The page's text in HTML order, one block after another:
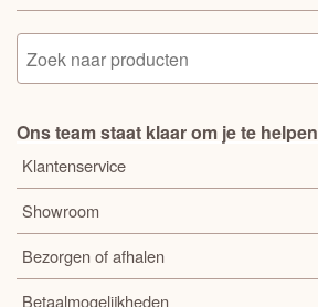
Ons team staat klaar om je te helpen
Klantenservice
Showroom
Bezorgen of afhalen
Betaalmogelijkheden